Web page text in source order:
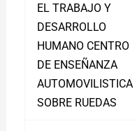
EL TRABAJO Y
DESARROLLO
HUMANO CENTRO
DE ENSEÑANZA
AUTOMOVILISTICA
SOBRE RUEDAS